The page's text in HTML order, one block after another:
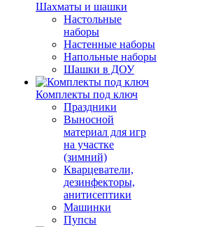
Шахматы и шашки
Настольные
наборы
Настенные наборы
Напольные наборы
Шашки в ДОУ
Комплекты под ключ
Праздники
Выносной
материал для игр
на участке
(зимний)
Кварцеватели,
дезинфекторы,
анитисептики
Машинки
Пупсы